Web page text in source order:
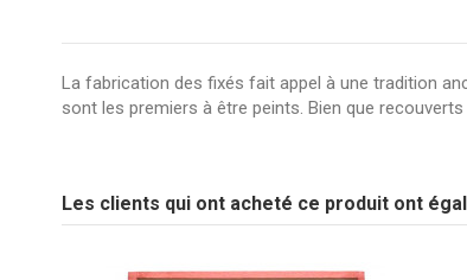
La fabrication des fixés fait appel à une tradition
sont les premiers à être peints. Bien que
Soyez le premier à poser une question sur ce
Les clients qui ont acheté ce produit ont